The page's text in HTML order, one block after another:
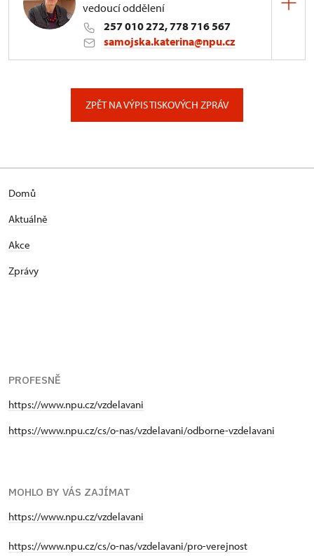
vedoucí oddělení
257 010 272, 778 716 567
samojska.katerina@npu.cz
ZPĚT NA VÝPIS TISKOVÝCH ZPRÁV
Domů
Aktuálně
Akce
Zprávy
PROFESNĚ
https://www.npu.cz/vzdelavani
https://www.npu.cz/cs/o-nas/vzdelavani/odborne-vzdelavani
MOHLO BY VÁS ZAJÍMAT
https://www.npu.cz/vzdelavani
https://www.npu.cz/cs/o-nas/vzdelavani/pro-verejnost